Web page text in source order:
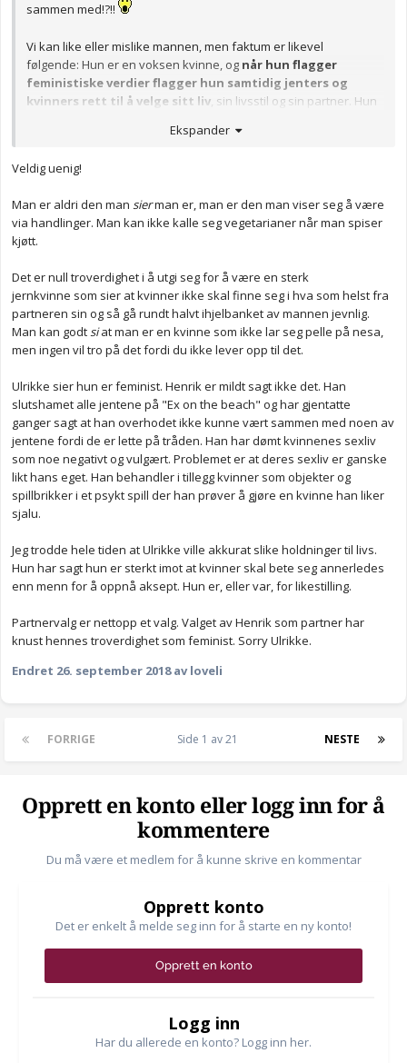
sammen med!?!!
Vi kan like eller mislike mannen, men faktum er likevel
følgende: Hun er en voksen kvinne, og når hun flagger
feministiske verdier flagger hun samtidig jenters og
kvinners rett til å velge sitt liv , sin livsstil og sin partner. Hun
handlinger. Det er ingen ting i verden som tyder på at det er noe
dette er virkelig noe man ikke burde moralisere over.
Ser dere virkelig ikke den enorme ironien i å «shame» henne
slik? Skalhunmåtte stå til ansvar for de (idiotiske) tingene han
har gjort? Hvorfor i huleste skal noen av dem måtte forsvare at
man forelsker seg i?
Ekspander
Veldig uenig!
Man er aldri den man sierman er, man er den man viser seg å være
via handlinger. Man kan ikke kalle seg vegetarianer når man spiser
kjøtt.
Det er null troverdighet i å utgi seg for å være en sterk
jernkvinne som sier at kvinner ikke skal finne seg i hva som helst fra
partneren sin og så gå rundt halvt ihjelbanket av mannen jevnlig.
Man kan godtsiat man er en kvinne som ikke lar seg pelle på nesa,
men ingen vil tro på det fordi du ikke lever opp til det.
Ulrikke sier hun er feminist. Henrik er mildt sagt ikke det. Han
slutshamet alle jentene på "Ex on the beach" og har gjentatte
ganger sagt at han overhodet ikke kunne vært sammen med noen av
jentene fordi de er lette på tråden. Han har dømt kvinnenes sexliv
som noe negativt og vulgært. Problemet er at deres sexliv er ganske
likt hans eget. Han behandler i tillegg kvinner som objekter og
spillbrikker i et psykt spill der han prøver å gjøre en kvinne han liker
sjalu.
Jeg trodde hele tiden at Ulrikke ville akkurat slike holdninger til livs.
Hun har sagt hun er sterkt imot at kvinner skal bete seg annerledes
enn menn for å oppnå aksept. Hun er, eller var, for likestilling.
Partnervalg er nettopp et valg. Valget av Henrik som partner har
knust hennes troverdighet som feminist. Sorry Ulrikke.
Endret 26. september 2018av loveli
FORRIGE NESTE
Side 1 av 21
Opprett en konto eller logg inn for å
kommentere
Du må være et medlem for å kunne skrive en kommentar
Opprett konto
Det er enkelt å melde seg inn for å starte en ny konto!
Opprett en konto
Logg inn
Har du allerede en konto? Logg inn her.